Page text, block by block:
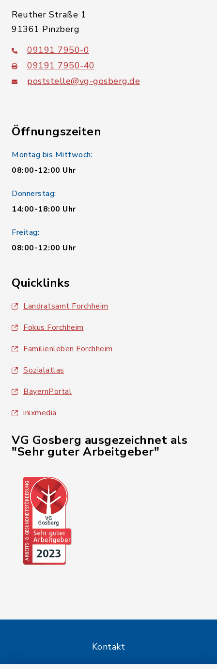
Reuther Straße 1
91361 Pinzberg
09191 7950-0
09191 7950-40
poststelle@vg-gosberg.de
Öffnungszeiten
Montag bis Mittwoch:
08:00-12:00 Uhr
Donnerstag:
14:00-18:00 Uhr
Freitag:
08:00-12:00 Uhr
Quicklinks
Landratsamt Forchheim
Fokus Forchheim
Familienleben Forchheim
Sozialatlas
BayernPortal
inixmedia
VG Gosberg ausgezeichnet als
"Sehr guter Arbeitgeber"
Kontakt